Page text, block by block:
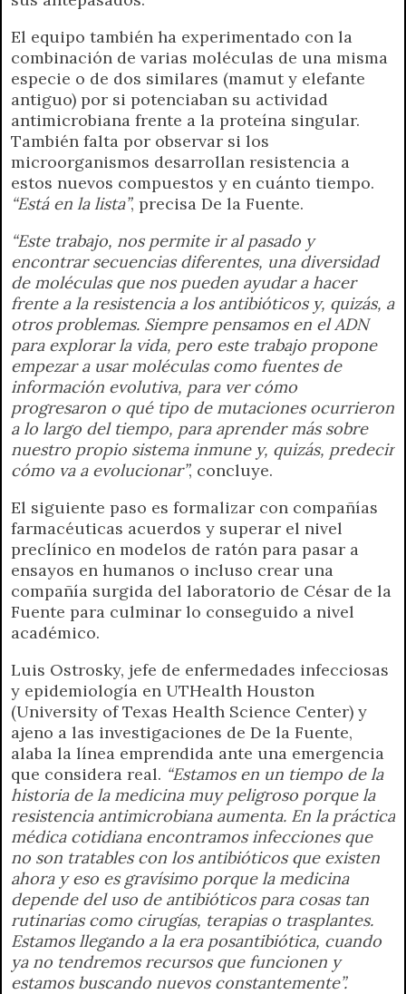
El equipo también ha experimentado con la
combinación de varias moléculas de una misma
especie o de dos similares (mamut y elefante
antiguo) por si potenciaban su actividad
antimicrobiana frente a la proteína singular.
También falta por observar si los
microorganismos desarrollan resistencia a
estos nuevos compuestos y en cuánto tiempo.
“Está en la lista”, precisa De la Fuente.
“Este trabajo, nos permite ir al pasado y
encontrar secuencias diferentes, una diversidad
de moléculas que nos pueden ayudar a hacer
frente a la resistencia a los antibióticos y, quizás, a
otros problemas. Siempre pensamos en el ADN
para explorar la vida, pero este trabajo propone
empezar a usar moléculas como fuentes de
información evolutiva, para ver cómo
progresaron o qué tipo de mutaciones ocurrieron
a lo largo del tiempo, para aprender más sobre
nuestro propio sistema inmune y, quizás, predecir
cómo va a evolucionar”, concluye.
El siguiente paso es formalizar con compañías
farmacéuticas acuerdos y superar el nivel
preclínico en modelos de ratón para pasar a
ensayos en humanos o incluso crear una
compañía surgida del laboratorio de César de la
Fuente para culminar lo conseguido a nivel
académico.
Luis Ostrosky, jefe de enfermedades infecciosas
y epidemiología en UTHealth Houston
(University of Texas Health Science Center) y
ajeno a las investigaciones de De la Fuente,
alaba la línea emprendida ante una emergencia
que considera real. “Estamos en un tiempo de la
historia de la medicina muy peligroso porque la
resistencia antimicrobiana aumenta. En la práctica
médica cotidiana encontramos infecciones que
no son tratables con los antibióticos que existen
ahora y eso es gravísimo porque la medicina
depende del uso de antibióticos para cosas tan
rutinarias como cirugías, terapias o trasplantes.
Estamos llegando a la era posantibiótica, cuando
ya no tendremos recursos que funcionen y
estamos buscando nuevos constantemente”.